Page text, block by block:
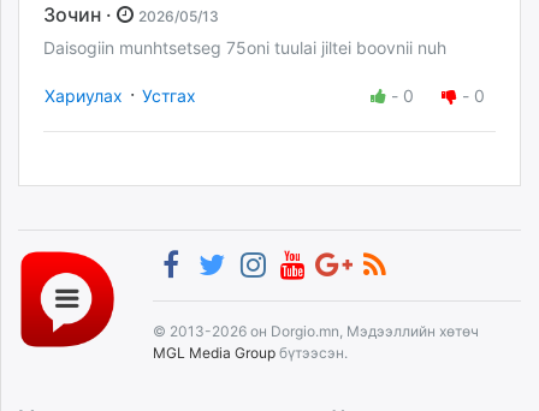
Зочин · 2026/05/13
Daisogiin munhtsetseg 75oni tuulai jiltei boovnii nuh
Хариулах · Устгах - 0 - 0
© 2013-2026 он Dorgio.mn, Мэдээллийн хөтөч
MGL Media Group бүтээсэн.